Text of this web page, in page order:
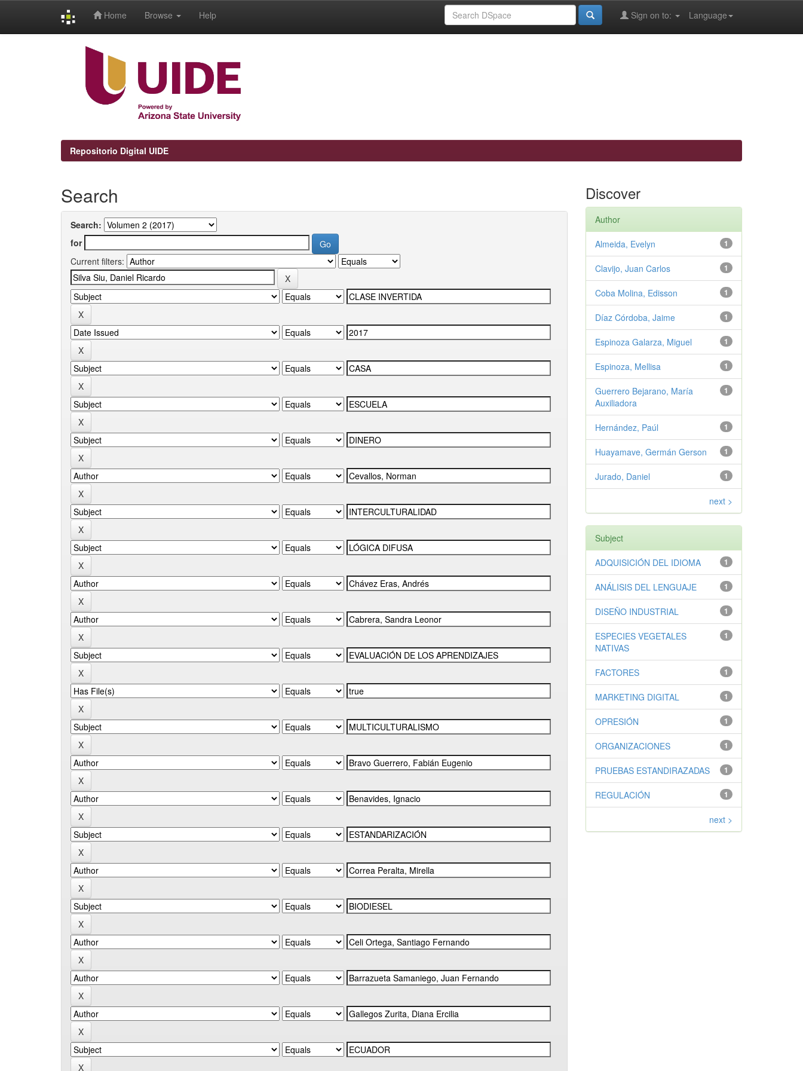
Home Browse Help Language
Sign on to:
Repositorio Digital UIDE
Search
Search:
for
Current filters:
Discover
Author
1
Almeida, Evelyn
1
Clavijo, Juan Carlos
1
Coba Molina, Edisson
1
Díaz Córdoba, Jaime
1
Espinoza Galarza, Miguel
1
Espinoza, Mellisa
1
Guerrero Bejarano, María
Auxiliadora
1
Hernández, Paúl
1
Huayamave, Germán Gerson
1
Jurado, Daniel
next >
Subject
1
ADQUISICIÓN DEL IDIOMA
1
ANÁLISIS DEL LENGUAJE
1
DISEÑO INDUSTRIAL
1
ESPECIES VEGETALES
NATIVAS
1
FACTORES
1
MARKETING DIGITAL
1
OPRESIÓN
1
ORGANIZACIONES
1
PRUEBAS ESTANDIRAZADAS
1
REGULACIÓN
next >